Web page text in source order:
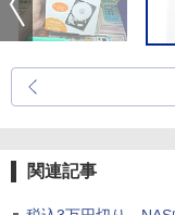
関連記事